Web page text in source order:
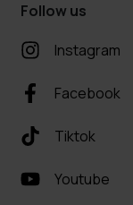
Follow us
Instagram
Facebook
Tiktok
Youtube